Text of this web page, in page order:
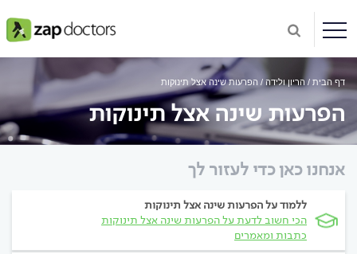
דף הבית הריון ולידה הפרעות שינה אצל תינוקות
הפרעות שינה אצל תינוקות
אנחנו כאן כדי לעזור לך
ללמוד על הפרעות שינה אצל תינוקות
הכי חשוב לדעת על הפרעות שינה אצל תינוקות
כתבות ומאמרים